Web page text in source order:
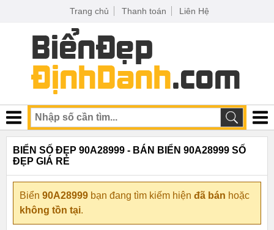
Trang chủ Thanh toán Liên Hệ
BIỂN SỐ ĐẸP 90A28999 - BÁN BIỂN 90A28999 SỐ
ĐẸP GIÁ RẺ
Biển 90A28999 bạn đang tìm kiếm hiện đã bán hoặc
không tồn tại.